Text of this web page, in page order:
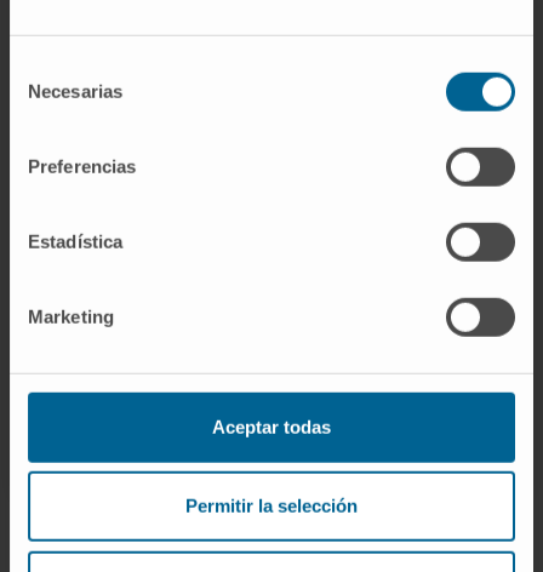
Necesarias
Preferencias
Estadística
Marketing
Aceptar todas
Permitir la selección
de 2022.
Em pesquisa
Apresentou mais de 90 comunicações e
internacionais.